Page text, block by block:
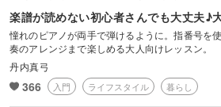
楽譜が読めない初心者さんでも大丈夫♪
憧れのピアノが両手で弾けるように。指番号を
奏のアレンジまで楽しめる大人向けレッスン。
丹内真弓
366 入門 ライフスタイル 暮らし